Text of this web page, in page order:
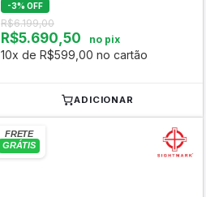
-3% OFF
R$6.199,00
R$5.690,50 no pix
10x de R$599,00 no cartão
ADICIONAR